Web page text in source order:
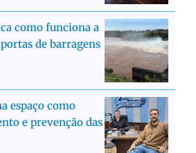
como funciona a
de barragens
espaço como
e prevenção das